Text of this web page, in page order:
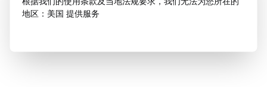
地区：美国 提供服务